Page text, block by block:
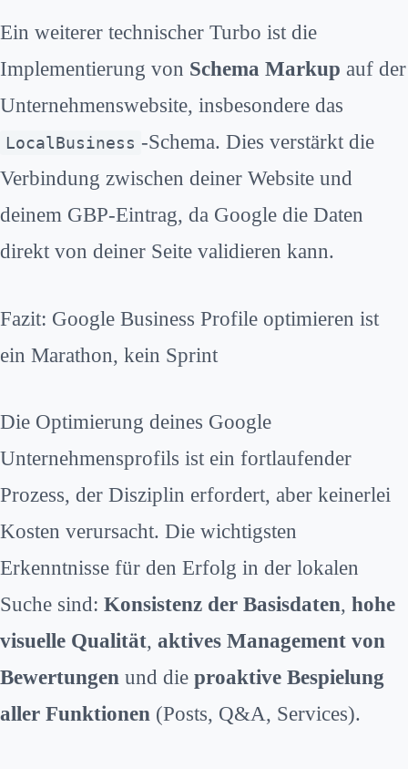
Ein weiterer technischer Turbo ist die
Implementierung von Schema Markup auf der
Unternehmenswebsite, insbesondere das
LocalBusiness -Schema. Dies verstärkt die
Verbindung zwischen deiner Website und
deinem GBP-Eintrag, da Google die Daten
direkt von deiner Seite validieren kann.
Fazit: Google Business Profile optimieren ist
ein Marathon, kein Sprint
Die Optimierung deines Google
Unternehmensprofils ist ein fortlaufender
Prozess, der Disziplin erfordert, aber keinerlei
Kosten verursacht. Die wichtigsten
Erkenntnisse für den Erfolg in der lokalen
Suche sind: Konsistenz der Basisdaten, hohe
visuelle Qualität, aktives Management von
Bewertungen und die proaktive Bespielung
aller Funktionen (Posts, Q&A, Services).